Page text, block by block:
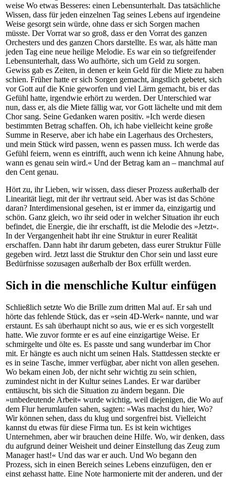
weise Wo etwas Besseres: einen Lebensunterhalt. Das tatsächliche
Wissen, dass für jeden einzelnen Tag seines Lebens auf irgendeine
Weise gesorgt sein würde, ohne dass er sich Sorgen machen
müsste. Der Vorrat war so groß, dass er den Vorrat des ganzen
Orchesters und des ganzen Chors darstellte. Es war, als hätte man
jeden Tag eine neue heilige Melodie. Es war ein so tiefgreifender
Lebensunterhalt, dass Wo aufhörte, sich um Geld zu sorgen.
Gewiss gab es Zeiten, in denen er kein Geld für die Miete zu haben
schien. Früher hatte er sich Sorgen gemacht, ängstlich gebetet, sich
vor Gott auf die Knie geworfen und viel Lärm gemacht, bis er das
Gefühl hatte, irgendwie erhört zu werden. Der Unterschied war
nun, dass er, als die Miete fällig war, vor Gott lächelte und mit dem
Chor sang. Seine Gedanken waren positiv. »Ich werde diesen
bestimmten Betrag schaffen. Oh, ich habe vielleicht keine große
Summe in Reserve, aber ich habe ein Lagerhaus des Orchesters,
und mein Stück wird passen, wenn es passen muss. Ich werde das
Gefühl feiern, wenn es eintrifft, auch wenn ich keine Ahnung habe,
wann es genau sein wird.« Und der Betrag kam an – manchmal auf
den Cent genau.
Hört zu, ihr Lieben, wir wissen, dass dieser Prozess außerhalb der
Linearität liegt, mit der ihr vertraut seid. Aber was ist das Schöne
daran? Interdimensional gesehen, ist er immer da, einzigartig und
schön. Ganz gleich, wo ihr seid oder in welcher Situation ihr euch
befindet, die Energie, die ihr erschafft, ist die Melodie des »Jetzt«.
In der Vergangenheit habt ihr eine Struktur in eurer Realität
erschaffen. Dann habt ihr darum gebeten, dass eurer Struktur Fülle
gegeben wird. Jetzt lasst die Struktur den Chor sein und lasst eure
Bedürfnisse sozusagen außerhalb der Box erfüllt werden.
Sich in die menschliche Kultur einfügen
Schließlich setzte Wo die Brille zum dritten Mal auf. Er sah und
hörte das fehlende Stück, das er »sein 4D-Werk« nannte, und war
erstaunt. Es sah überhaupt nicht so aus, wie er es sich vorgestellt
hatte. Wie zuvor formte er es auf eine einzigartige Weise. Er
schmirgelte und ölte es. Es passte und sang wunderbar im Chor
mit. Er hängte es auch nicht um seinen Hals. Stattdessen steckte er
es in seine Tasche, immer verfügbar, aber nicht von allen gesehen.
Wo bekam einen Job, der nicht sehr wichtig zu sein schien,
zumindest nicht in der Kultur seines Landes. Er war darüber
enttäuscht, bis sich die Situation zu ändern begann. Die
»unbedeutende Arbeit« wurde wichtig, weil diejenigen, die Wo auf
dem Flur herumlaufen sahen, sagten: »Was machst du hier, Wo?
Wir können sehen, dass du klug und sorgenfrei bist. Vielleicht
kannst du etwas für diese Firma tun. Es ist kein wichtiges
Unternehmen, aber wir brauchen deine Hilfe. Wo, wir denken, dass
du aufgrund deiner Weisheit und deiner Einstellung das Zeug zum
Manager hast!« Und das war er auch. Und Wo begann den
Prozess, sich in einen Bereich seines Lebens einzufügen, den er
einst gehasst hatte. Eine Note harmonierte mit der anderen, und der